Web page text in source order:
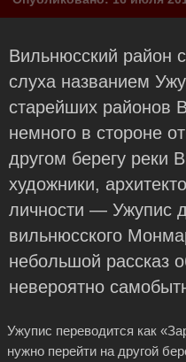
Вильнюсский район
слуха названием
старейших районов
немного в стороне
другом берегу реки
художники,
личности — Ужупис
вильнюсского
небольшой рассказ
невероятно
Ужупис переводится как
нужно перейти на другой